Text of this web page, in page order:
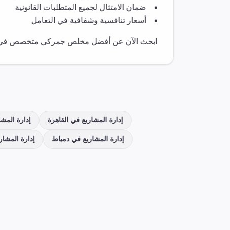
ضمان الامتثال لجميع المتطلبات القانونية
أسعار تنافسية وشفافية في التعامل
ابحث الآن عن أفضل مخلص جمركي متخصص
إدارة المشاريع في القاهرة إدارة
إدارة المشاريع فيدمياط إدارة